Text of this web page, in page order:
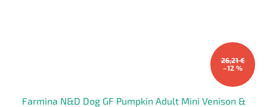
26,21 €
–12 %
Farmina N&D Dog GF Pumpkin Adult Mini Venison &